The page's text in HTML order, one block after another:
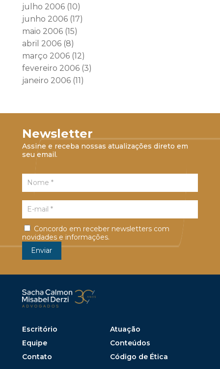
julho 2006(10)
junho 2006(17)
maio 2006(15)
abril 2006(8)
março 2006(12)
fevereiro 2006(3)
janeiro 2006(11)
Newsletter
Assine e receba nossas atualizações direto em
seu email.
Concordo em receber newsletters com
novidades e informações.
Escritório
Atuação
Equipe
Conteúdos
Contato
Código de Ética